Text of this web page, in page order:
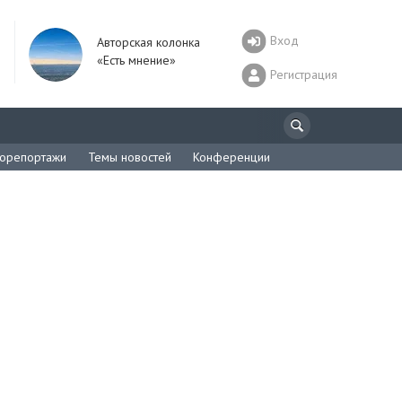
Авторская колонка
«Есть мнение»
Вход
Регистрация
Темы новостей Конференции